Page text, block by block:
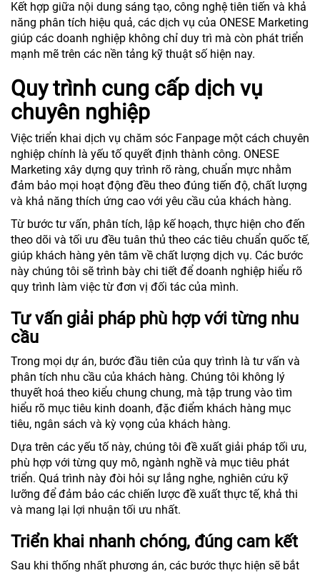
Kết hợp giữa nội dung sáng tạo, công nghệ tiên tiến và khả
năng phân tích hiệu quả, các dịch vụ của ONESE Marketing
giúp các doanh nghiệp không chỉ duy trì mà còn phát triển
mạnh mẽ trên các nền tảng kỹ thuật số hiện nay.
Quy trình cung cấp dịch vụ
chuyên nghiệp
Việc triển khai dịch vụ chăm sóc Fanpage một cách chuyên
nghiệp chính là yếu tố quyết định thành công. ONESE
Marketing xây dựng quy trình rõ ràng, chuẩn mực nhằm
đảm bảo mọi hoạt động đều theo đúng tiến độ, chất lượng
và khả năng thích ứng cao với yêu cầu của khách hàng.
Từ bước tư vấn, phân tích, lập kế hoạch, thực hiện cho đến
theo dõi và tối ưu đều tuân thủ theo các tiêu chuẩn quốc tế,
giúp khách hàng yên tâm về chất lượng dịch vụ. Các bước
này chúng tôi sẽ trình bày chi tiết để doanh nghiệp hiểu rõ
quy trình làm việc từ đơn vị đối tác của mình.
Tư vấn giải pháp phù hợp với từng nhu
cầu
Trong mọi dự án, bước đầu tiên của quy trình là tư vấn và
phân tích nhu cầu của khách hàng. Chúng tôi không lý
thuyết hoá theo kiểu chung chung, mà tập trung vào tìm
hiểu rõ mục tiêu kinh doanh, đặc điểm khách hàng mục
tiêu, ngân sách và kỳ vọng của khách hàng.
Dựa trên các yếu tố này, chúng tôi đề xuất giải pháp tối ưu,
phù hợp với từng quy mô, ngành nghề và mục tiêu phát
triển. Quá trình này đòi hỏi sự lắng nghe, nghiên cứu kỹ
lưỡng để đảm bảo các chiến lược đề xuất thực tế, khả thi
và mang lại lợi nhuận tối ưu nhất.
Triển khai nhanh chóng, đúng cam kết
Sau khi thống nhất phương án, các bước thực hiện sẽ bắt